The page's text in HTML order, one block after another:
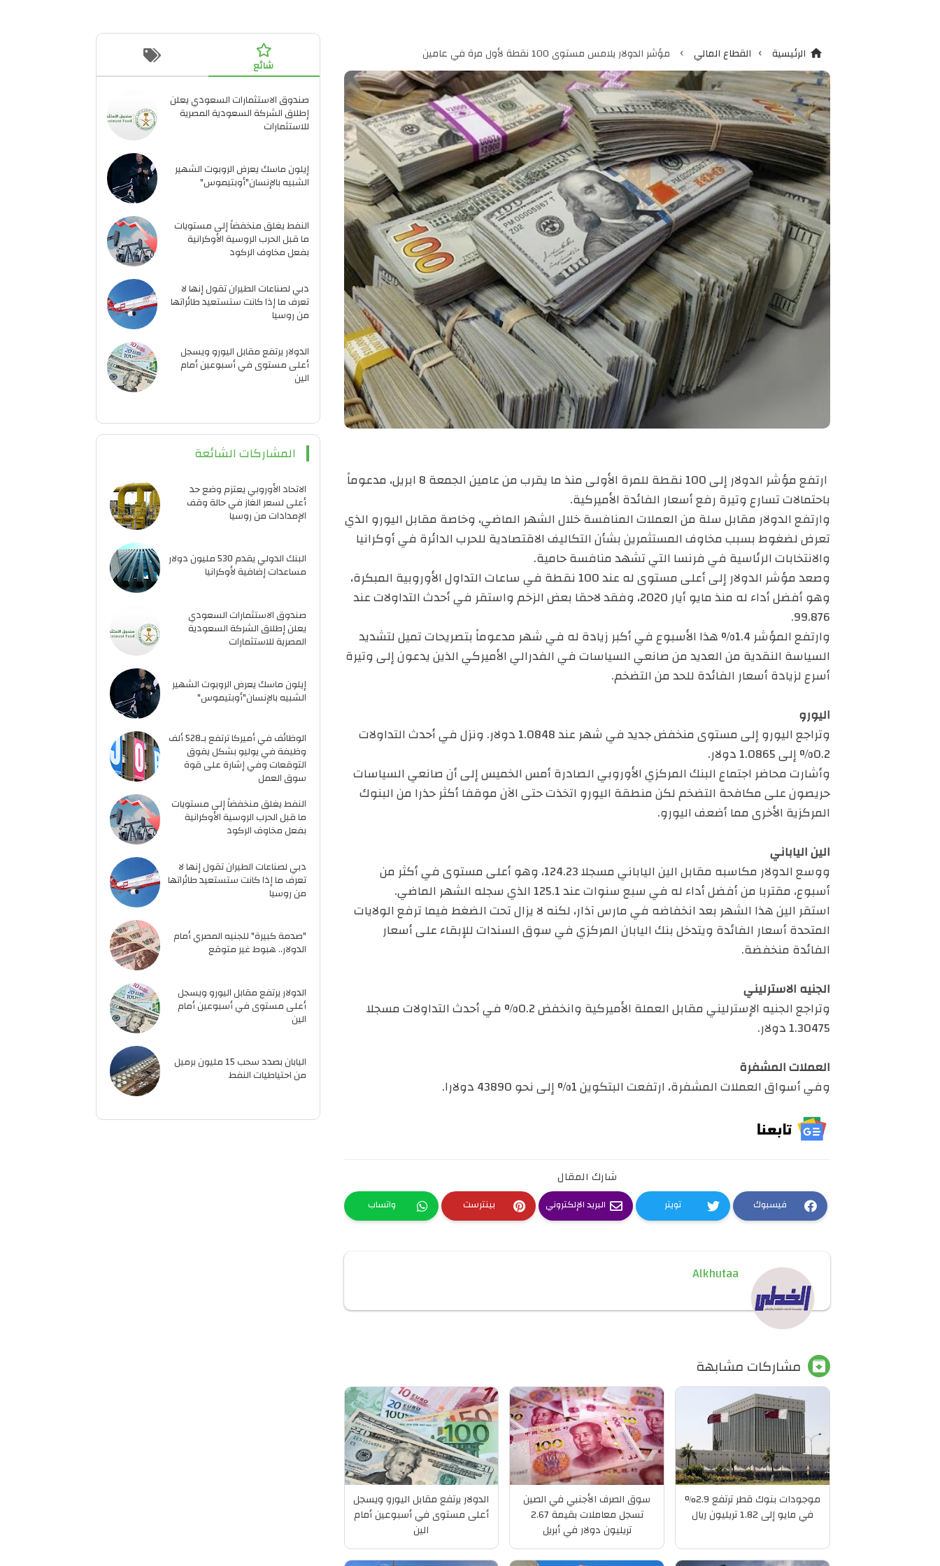
 الرئيسية › القطاع المالي › مؤشر الدولار يلامس مستوى 100 نقطة لأول مرة في عامين
ارتفع مؤشر الدولار إلى 100 نقطة للمرة الأولى منذ ما يقرب من عامين الجمعة 8 ابريل، مدعوماً
باحتمالات تسارع وتيرة رفع أسعار الفائدة الأميركية.
وارتفع الدولار مقابل سلة من العملات المنافسة خلال الشهر الماضي، وخاصة مقابل اليورو الذي
تعرض لضغوط بسبب مخاوف المستثمرين بشأن التكاليف الاقتصادية للحرب الدائرة في أوكرانيا
والانتخابات الرئاسية في فرنسا التي تشهد منافسة حامية.
وصعد مؤشر الدولار إلى أعلى مستوى له عند 100 نقطة في ساعات التداول الأوروبية المبكرة،
وهو أفضل أداء له منذ مايو أيار 2020، وفقد لاحقا بعض الزخم واستقر في أحدث التداولات عند
99.876.
وارتفع المؤشر 1.4% هذا الأسبوع في أكبر زيادة له في شهر مدعوماً بتصريحات تميل لتشديد
السياسة النقدية من العديد من صانعي السياسات في الفدرالي الأميركي الذين يدعون إلى وتيرة
أسرع لزيادة أسعار الفائدة للحد من التضخم.
اليورو
وتراجع اليورو إلى مستوى منخفض جديد في شهر عند 1.0848 دولار. ونزل في أحدث التداولات
0.2% إلى 1.0865 دولار.
وأشارت محاضر اجتماع البنك المركزي الأوروبي الصادرة أمس الخميس إلى أن صانعي السياسات
حريصون على مكافحة التضخم لكن منطقة اليورو اتخذت حتى الآن موقفا أكثر حذرا من البنوك
المركزية الأخرى مما أضعف اليورو.
الين الياباني
ووسع الدولار مكاسبه مقابل الين الياباني مسجلا 124.23، وهو أعلى مستوى في أكثر من
أسبوع، مقتربا من أفضل أداء له في سبع سنوات عند 125.1 الذي سجله الشهر الماضي.
استقر الين هذا الشهر بعد انخفاضه في مارس آذار، لكنه لا يزال تحت الضغط فيما ترفع الولايات
المتحدة أسعار الفائدة ويتدخل بنك اليابان المركزي في سوق السندات للإبقاء على أسعار
الفائدة منخفضة.
الجنيه الاسترليني
وتراجع الجنيه الإسترليني مقابل العملة الأميركية وانخفض 0.2% في أحدث التداولات مسجلا
1.30475 دولار.
العملات المشفرة
وفي أسواق العملات المشفرة، ارتفعت البتكوين 1% إلى نحو 43890 دولارا.
شارك المقال
فيسبوك تويتر البريد الإلكتروني بينترست واتساب
Alkhutaa
 مشاركات مشابهة
موجودات بنوك قطر ترتفع 2.9%
في مايو إلى 1.82 تريليون ريال
سوق الصرف الأجنبي في الصين
تسجل معاملات بقيمة 2.67
تريليون دولار في أبريل
الدولار يرتفع مقابل اليورو ويسجل
أعلى مستوى في أسبوعين أمام
الين
شائع
صندوق الاستثمارات السعودي يعلن
إطلاق الشركة السعودية المصرية
للاستثمارات
إيلون ماسك يعرض الروبوت الشهير
الشبيه بالإنسان"أوبتيموس"
النفط يغلق منخفضاً إلى مستويات
ما قبل الحرب الروسية الأوكرانية
بفعل مخاوف الركود
دبي لصناعات الطيران تقول إنها لا
تعرف ما إذا كانت ستستعيد طائراتها
من روسيا
الدولار يرتفع مقابل اليورو ويسجل
أعلى مستوى في أسبوعين أمام
الين
المشاركات الشائعة
الاتحاد الأوروبي يعتزم وضع حد
أعلى لسعر الغاز في حالة وقف
الإمدادات من روسيا
البنك الدولي يقدم 530 مليون دولار
مساعدات إضافية لأوكرانيا
صندوق الاستثمارات السعودي
يعلن إطلاق الشركة السعودية
المصرية للاستثمارات
إيلون ماسك يعرض الروبوت الشهير
الشبيه بالإنسان"أوبتيموس"
الوظائف في أميركا ترتفع بـ528 ألف
وظيفة في يوليو بشكل يفوق
التوقعات وفي إشارة على قوة
سوق العمل
النفط يغلق منخفضاً إلى مستويات
ما قبل الحرب الروسية الأوكرانية
بفعل مخاوف الركود
دبي لصناعات الطيران تقول إنها لا
تعرف ما إذا كانت ستستعيد طائراتها
من روسيا
"صدمة كبيرة" للجنيه المصري أمام
الدولار.. هبوط غير متوقع
الدولار يرتفع مقابل اليورو ويسجل
أعلى مستوى في أسبوعين أمام
الين
اليابان بصدد سحب 15 مليون برميل
من احتياطيات النفط